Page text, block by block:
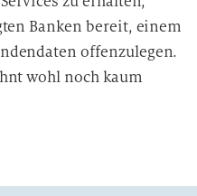
Banken bereit, einem
offenzulegen.
wohl noch kaum